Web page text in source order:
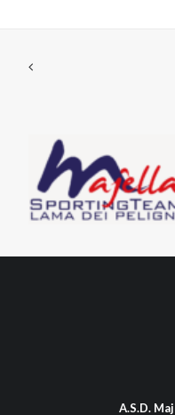
A.S.D.